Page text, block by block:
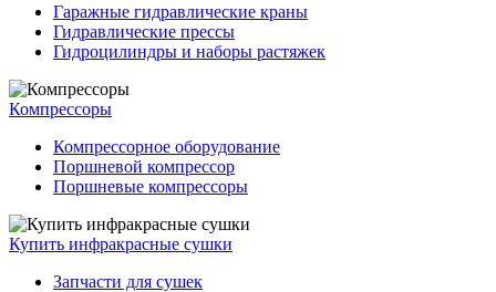
Гаражные гидравлические краны
Гидравлические прессы
Гидроцилиндры и наборы растяжек
Компрессоры
Компрессорное оборудование
Поршневой компрессор
Поршневые компрессоры
Купить инфракрасные сушки
Запчасти для сушек